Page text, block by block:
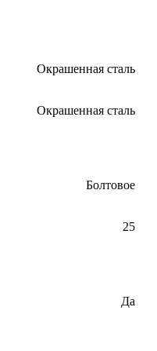
Окрашенная сталь
Окрашенная сталь
Болтовое
25
Да